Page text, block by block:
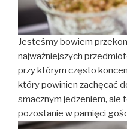
Jesteśmy bowiem
najważniejszych
przy którym często
który powinien zachęcać
smacznym jedzeniem, ale
pozostanie w pamięci